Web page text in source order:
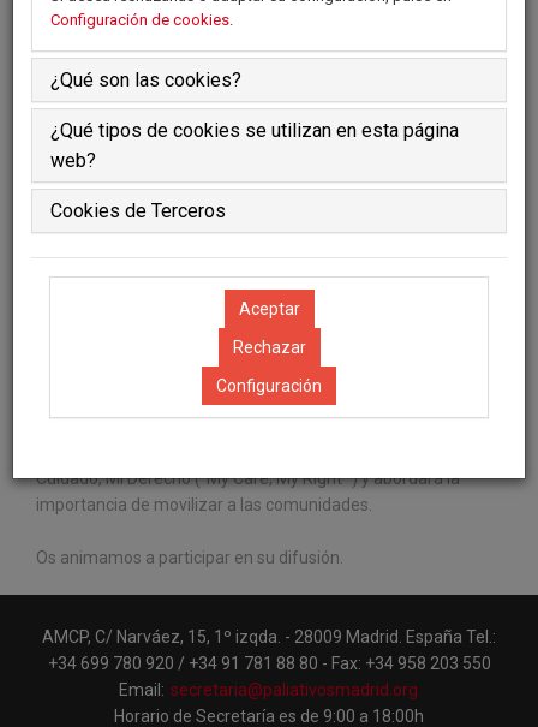
Configuración de cookies.
¿Qué son las cookies?
¿Qué tipos de cookies se utilizan en esta página
web?
Cookies de Terceros
Configuración
Día mundial de cuidados paliativos
Este año el día mundial de los cuidados paliativos será el 12
de octubre. Desde la AMCP daremos visibilidad tanto en la
web como en las redes sociales.
Cuidado, Mi Derecho (”My Care, My Right “) y abordará la
importancia de movilizar a las comunidades.
Os animamos a participar en su difusión.
AMCP, C/ Narváez, 15, 1º izqda. - 28009 Madrid. España Tel.:
+34 699 780 920 / +34 91 781 88 80 - Fax: +34 958 203 550
Email: secretaria@paliativosmadrid.org
Horario de Secretaría es de 9:00 a 18:00h